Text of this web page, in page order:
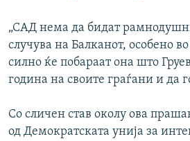
„САД нема да бидат
случува на Балканот, oсобено
силно ќе побараат она што
година на своите граѓани и да
Со сличен став околу ова
од Демократската унија за